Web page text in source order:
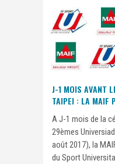
J-1 MOIS AVANT
TAIPEI : LA MAIF
A J-1 mois de la
29èmes
août 2017), la
du Sport